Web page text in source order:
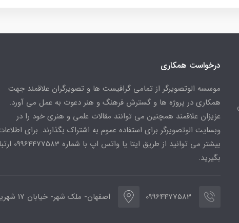
درخواست همکاری
موسسه الوتصویرگر از تمامی گرافیست ها و تصویرگران علاقمند جهت
همکاری در پروژه ها و گسترش فرهنگ و هنر دعوت به عمل می آورد.
عزیزان علاقمند همچنین می توانند مقالات علمی و هنری خود را در
وبسایت الوتصویرگر برای استفاده عموم به اشتراک بگذارند. برای
بیشتر می توانید از طریق ایتا یا
بگیرید.
09964477583 اصفهان- ملک شهر- خیابان 17 شهریور